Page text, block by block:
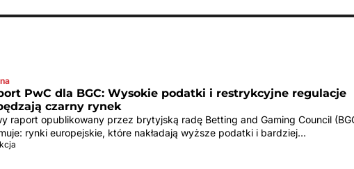
PwC dla BGC: Wysokie podatki i restrykcyjne regulacje
czarny rynek
raport opublikowany przez brytyjską radę Betting and Gaming Council
rynki europejskie, które nakładają wyższe podatki i bardziej…